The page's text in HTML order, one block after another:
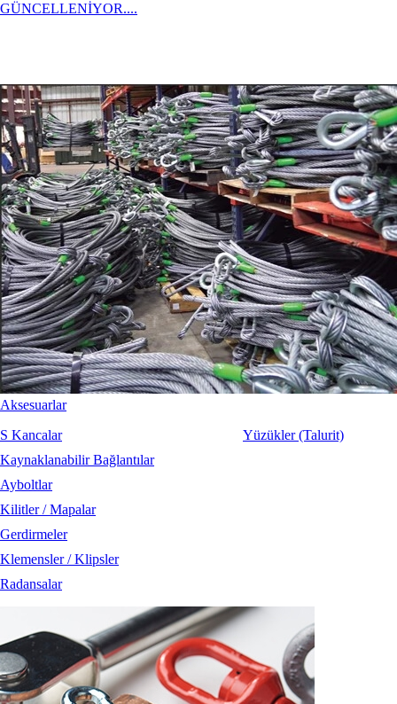
GÜNCELLENİYOR....
Aksesuarlar
S Kancalar
Kaynaklanabilir Bağlantılar
Ayboltlar
Kilitler / Mapalar
Gerdirmeler
Klemensler / Klipsler
Radansalar
Yüzükler (Talurit)